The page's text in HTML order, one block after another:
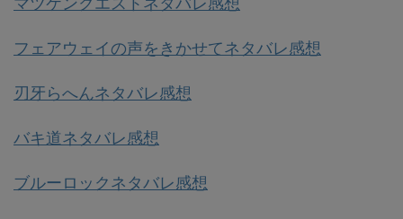
フェアウェイの声をきかせてネタバレ感想
刃牙らへんネタバレ感想
バキ道ネタバレ感想
ブルーロックネタバレ感想